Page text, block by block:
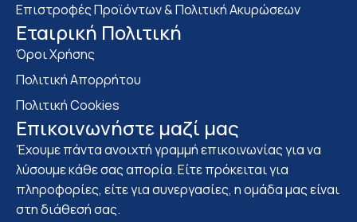
Επιστροφές Προϊόντων & Πολιτική Ακυρώσεων
Eταιρική Πολιτική
Όροι Χρήσης
Πολιτική Απορρήτου
Πολιτική Cookies
Επικοινωνήστε μαζί μας
Έχουμε πάντα ανοιχτή γραμμή επικοινωνίας για να
λύσουμε κάθε σας απορία. Είτε πρόκειται για
πληροφορίες, είτε για συνεργασίες, η ομάδα μας είναι
στη διάθεσή σας.